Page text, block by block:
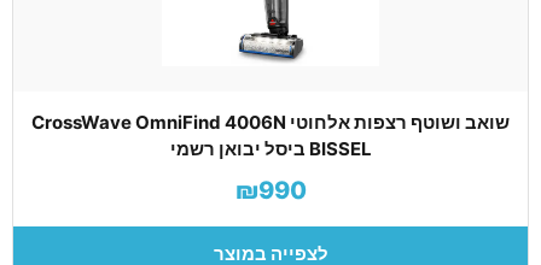
שואב ושוטף רצפות אלחוטי CrossWave OmniFind 4006N
BISSEL ביסל יבואן רשמי
₪990
לצפייה במוצר